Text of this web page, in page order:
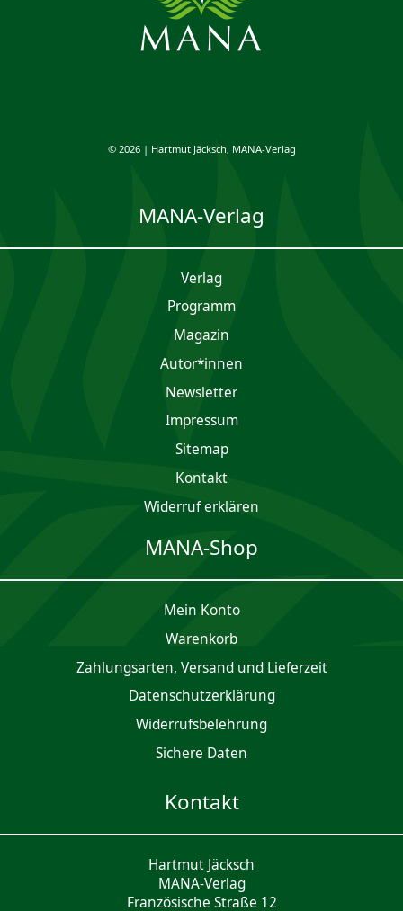
© 2026 | Hartmut Jäcksch, MANA-Verlag
MANA-Verlag
Verlag
Programm
Magazin
Autor*innen
Newsletter
Impres­sum
Sitemap
Kontakt
Widerruf erklären
MANA-Shop
Mein Konto
Waren­korb
Zahlungsarten, Versand und Lieferzeit
Daten­schutz­er­klärung
Widerrufsbelehrung
Sichere Daten
Kontakt
Hartmut Jäcksch
MANA-Verlag
Französische Straße 12